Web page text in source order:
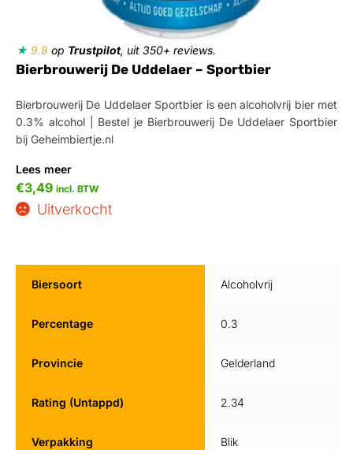
★ 9.8 op Trustpilot, uit 350+ reviews.
Bierbrouwerij De Uddelaer – Sportbier
Bierbrouwerij De Uddelaer Sportbier is een alcoholvrij bier met
0.3% alcohol | Bestel je Bierbrouwerij De Uddelaer Sportbier
bij Geheimbiertje.nl
Lees meer
€3,49 incl. BTW
Uitverkocht
Biersoort Alcoholvrij
Percentage 0.3
Provincie Gelderland
Rating (Untappd) 2.34
Verpakking Blik